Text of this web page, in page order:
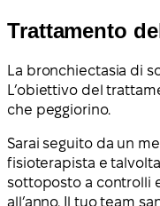
Trattamento
La bronchiectasia di
L’obiettivo del
che peggiorino.
Sarai seguito da un
fisioterapista e
sottoposto a controlli
all’anno. Il tuo team